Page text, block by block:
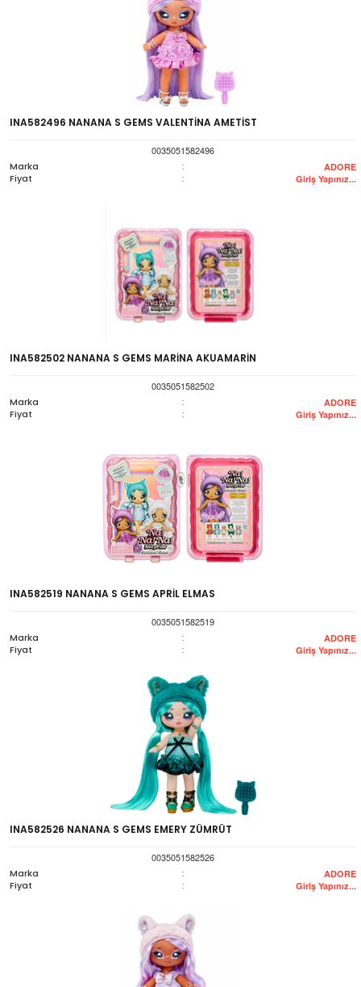
INA582496 NANANA S GEMS VALENTİNA AMETİST
0035051582496
Marka
: ADORE
Fiyat : Giriş Yapınız...
INA582502 NANANA S GEMS MARİNA AKUAMARİN
0035051582502
Marka
: ADORE
Fiyat : Giriş Yapınız...
INA582519 NANANA S GEMS APRİL ELMAS
0035051582519
Marka
: ADORE
Fiyat : Giriş Yapınız...
INA582526 NANANA S GEMS EMERY ZÜMRÜT
0035051582526
Marka
: ADORE
Fiyat : Giriş Yapınız...